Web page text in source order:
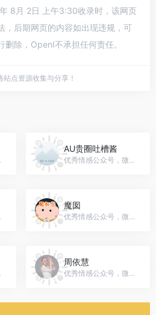
8月 2日 上午3:30收录时，该网页
，后期网页的内容如出现违规，可
除，OpenI不承担任何责任。
点资源收集与分享！
AU贵圈吐槽酱
优秀情感公众号，微信号：Miss_tucao
魔囡
优秀情感公众号，微信号：gh_c7b0152c3768
周依慧
优秀情感公众号，微信号：gh_9cc81f19b857